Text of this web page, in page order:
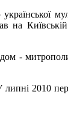
Київській
-
липні 2010